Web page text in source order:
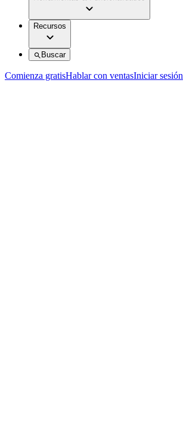
Recursos
Buscar
Comienza gratisHablar con ventasIniciar sesión